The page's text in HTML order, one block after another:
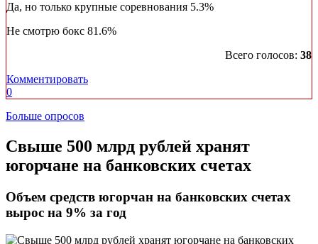
Да, но только крупные соревнования 5.3%
Не смотрю бокс 81.6%
Всего голосов: 38
Комментировать
0
Больше опросов
​Свыше 500 млрд рублей хранят
югорчане на банковских счетах
Объем средств югорчан на банковских счетах
вырос на 9% за год